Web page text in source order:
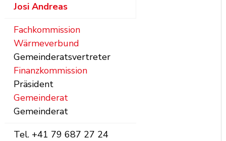
Josi Andreas
Fachkommission
Wärmeverbund
Gemeinderatsvertreter
Finanzkommission
Präsident
Gemeinderat
Gemeinderat
Tel. +41 79 687 27 24